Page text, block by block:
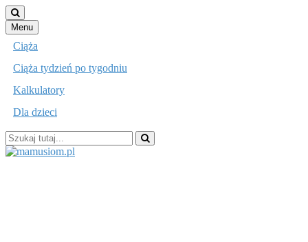
Menu Przejdź
do
Ciąża
Ciąża tydzień po tygodniu
Kalkulatory
Dla dzieci
Szukaj: